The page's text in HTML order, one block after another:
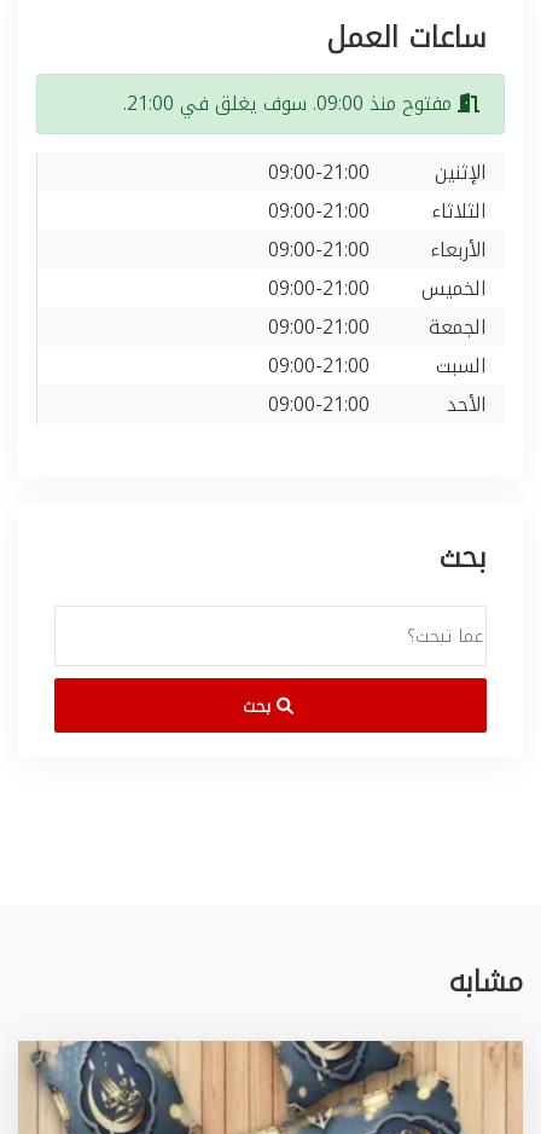
ساعات العمل
مفتوح منذ 09:00. سوف يغلق في 21:00.
الإثنين
09:00-21:00
الثلاثاء
09:00-21:00
الأربعاء
09:00-21:00
الخميس
09:00-21:00
الجمعة
09:00-21:00
السبت
09:00-21:00
الأحد
09:00-21:00
بحث
بحث
مشابه